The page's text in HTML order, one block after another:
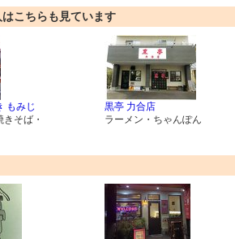
こちらも見ています
もみじ
そば・
黒亭 力合店
ラーメン・ちゃんぽん